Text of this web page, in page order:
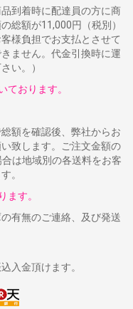
到着時に配達員の方に商
総額が11,000円（税別）
様負担でお支払とさせて
ません。代金引換時に運
用下さい。）
ております。
額を確認後、弊社からお
致します。ご注文金額の
は地域別の各送料をお客
ております。
ます。
有無のご連絡、及び発送
入金頂けます。